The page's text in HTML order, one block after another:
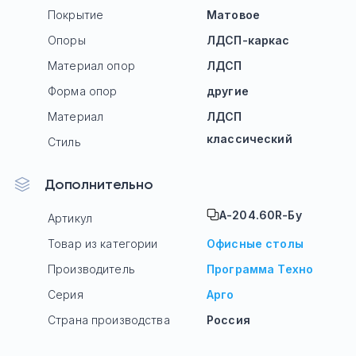
Покрытие
Матовое
Опоры
ЛДСП-каркас
Материал опор
ЛДСП
Форма опор
другие
Материал
ЛДСП
Стиль
классический
Дополнительно
Артикул А-204.60R-Бу
Товар из категории
Офисные столы
Производитель
Программа Техно
Серия
Арго
Страна производства
Россия